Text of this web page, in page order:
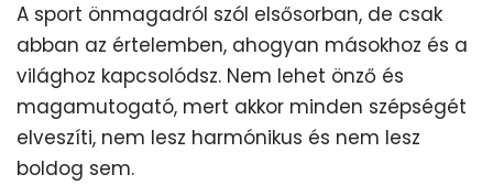
A sport önmagadról szól elsősorban, de csak
abban az értelemben, ahogyan másokhoz és a
világhoz kapcsolódsz. Nem lehet önző és
magamutogató, mert akkor minden szépségét
elveszíti, nem lesz harmónikus és nem lesz
boldog sem.